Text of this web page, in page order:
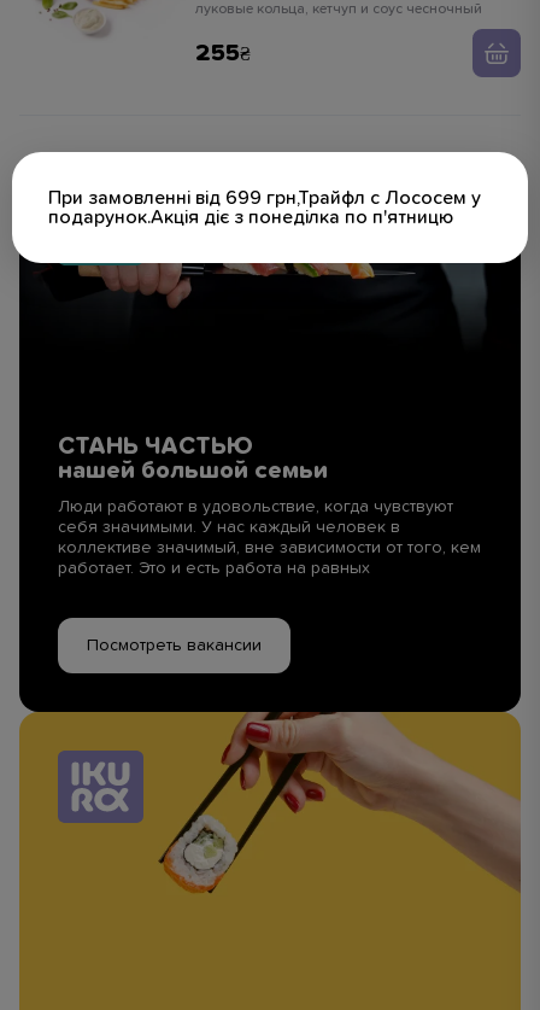
При замовленні від 699 грн,Трайфл с Лососем у
подарунок.Акція діє з понеділка по п'ятницю
луковые кольца, кетчуп и соус чесночный
255
СТАНЬ ЧАСТЬЮ
нашей большой семьи
Люди работают в удовольствие, когда чувствуют
себя значимыми. У нас каждый человек в
коллективе значимый, вне зависимости от того, кем
работает. Это и есть работа на равных
Посмотреть вакансии